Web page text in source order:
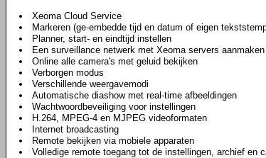
Xeoma Cloud Service
Markeren (ge-embedde tijd en datum of eigen
Planner, start- en eindtijd instellen
Een surveillance netwerk met Xeoma servers aanmaken
Online alle camera's met geluid bekijken
Verborgen modus
Verschillende weergavemodi
Automatische diashow met real-time afbeeldingen
Wachtwoordbeveiliging voor instellingen
H.264, MPEG-4 en MJPEG videoformaten
Internet broadcasting
Remote bekijken via mobiele apparaten
Volledige remote toegang tot de instellingen, archief en